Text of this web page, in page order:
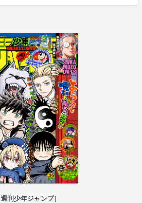
週刊少年ジャンプ